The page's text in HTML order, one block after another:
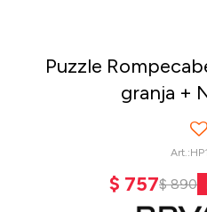
Puzzle
granja +
$ 757$ 890